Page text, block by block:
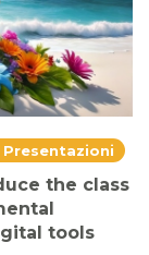
the class
tools